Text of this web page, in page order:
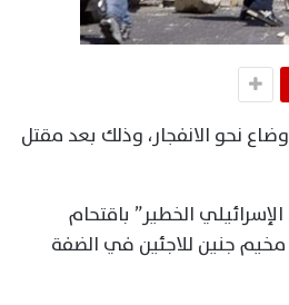
نحو الانفجار، وذلك بعد مقتل
الخطير” باقتحام
جنين للاجئين في الضفة